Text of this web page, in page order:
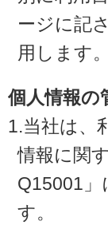
ージに記
用します。
個人情報の
1.当社は、
情報に関
Q15001
す。